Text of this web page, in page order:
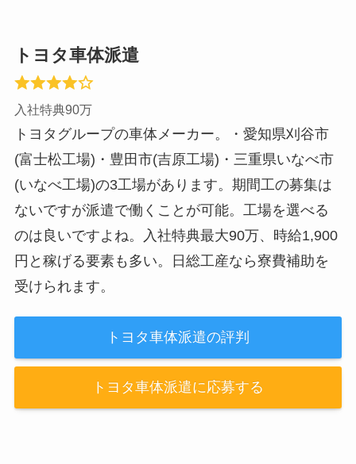
トヨタ車体派遣
入社特典90万
トヨタグループの車体メーカー。・愛知県刈谷市
(富士松工場)・豊田市(吉原工場)・三重県いなべ市
(いなべ工場)の3工場があります。期間工の募集は
ないですが派遣で働くことが可能。工場を選べる
のは良いですよね。入社特典最大90万、時給1,900
円と稼げる要素も多い。日総工産なら寮費補助を
受けられます。
トヨタ車体派遣の評判
トヨタ車体派遣に応募する